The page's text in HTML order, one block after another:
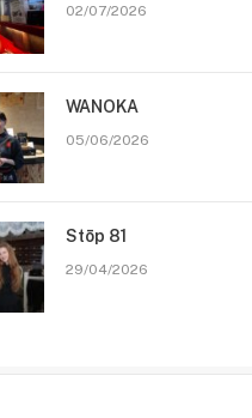
02/07/2026
WANOKA
05/06/2026
Stōp 81
29/04/2026